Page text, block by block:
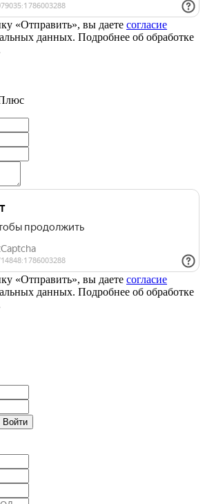
«Отправить», вы даете согласие
данных. Подробнее об обработке
«Отправить», вы даете согласие
данных. Подробнее об обработке
Войти